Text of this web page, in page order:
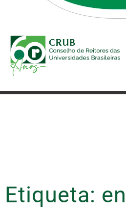
Etiqueta: